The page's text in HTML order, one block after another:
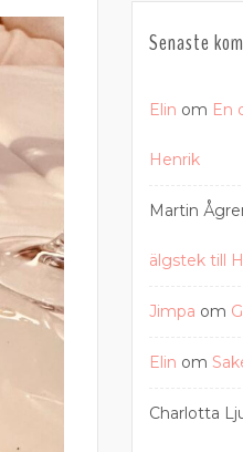
Senaste
Elin om En
Henrik
Martin
älgstek till
Jimpa om
Elin om
Charlotta